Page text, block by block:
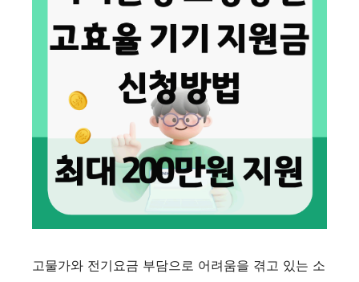
고물가와 전기요금 부담으로 어려움을 겪고 있는 소